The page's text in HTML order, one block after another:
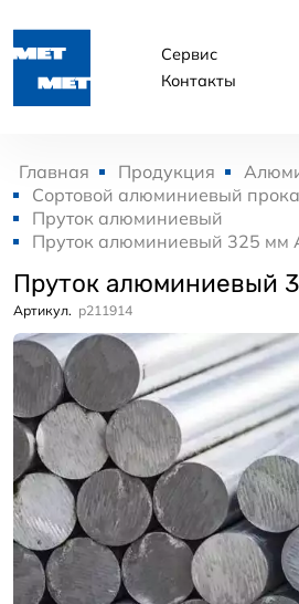
Сервис
Контакты
Главная Продукция
Сортовой алюминиевый
Пруток алюминиевый
Пруток алюминиевый 325 мм
Пруток алюминиевый
Артикул. p211914